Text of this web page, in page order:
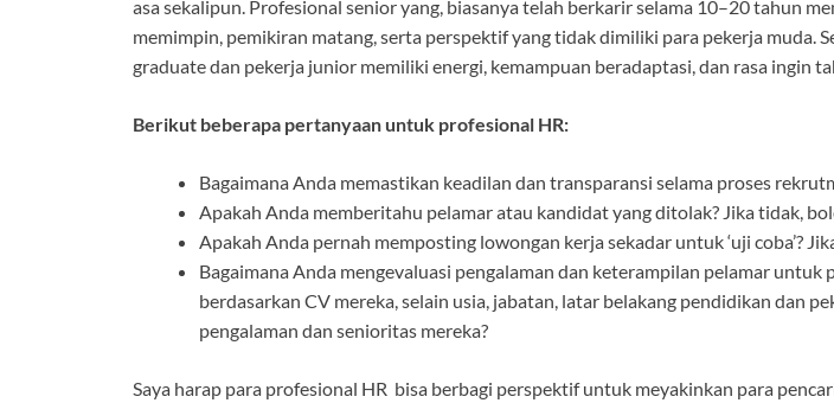
asa sekalipun. Profesional senior yang, biasanya telah berkarir selama 10–20 tahun
memimpin, pemikiran matang, serta perspektif yang tidak dimiliki para pekerja muda.
graduate dan pekerja junior memiliki energi, kemampuan beradaptasi, dan rasa ingin
Berikut beberapa pertanyaan untuk profesional HR:
Bagaimana Anda memastikan keadilan dan transparansi selama proses
Apakah Anda memberitahu pelamar atau kandidat yang ditolak? Jika tidak,
Apakah Anda pernah memposting lowongan kerja sekadar untuk ‘uji coba’?
Bagaimana Anda mengevaluasi pengalaman dan keterampilan pelamar untuk
berdasarkan CV mereka, selain usia, jabatan, latar belakang pendidikan dan
pengalaman dan senioritas mereka?
Saya harap para profesional HR bisa berbagi perspektif untuk meyakinkan para